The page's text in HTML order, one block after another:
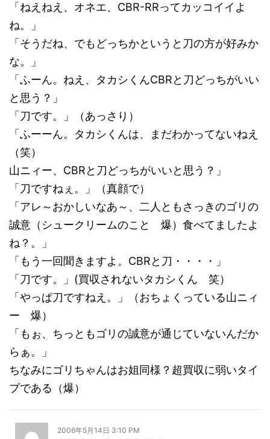
「ねえねえ、オネエ、CBR-RRってカッコイイよ
ね。」
「そうだね、でもどっちかというと刀の方が好みか
な。」
「ふーん。ねえ、タカシくんCBRと刀どっちがいい
と思う？」
「刀です。」（あっさり）
「ふーーん。タカシくんは、まだわかってないねえ
（笑）
山ニィー、CBRと刀どっちがいいと思う？」
「刀ですねぇ。」（真顔で）
「アレ～おかしいなあ～、二人ともさっきのゴリの
誠意（シュークリームのこと 爆）食べてましたよ
ね？。」
「もう一回聞きますよ。CBRと刀・・・・」
「刀です。」(買収されないタカシくん 笑）
「やっぱ刀ですねえ。」（おちょくっている山ニィ
ー 爆）
「もぉ、ちっともゴリの誠意が通じていないんだか
らぁ。」
ちなみにゴリちゃんはお姐同様？超買収に弱いタイ
プである（爆）
2006年5月14日 3:10 PM